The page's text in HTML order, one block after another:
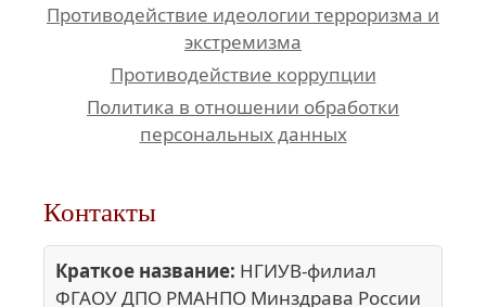
Противодействие идеологии терроризма и
экстремизма
Противодействие коррупции
Политика в отношении обработки
персональных данных
Контакты
Краткое название: НГИУВ-филиал
ФГАОУ ДПО РМАНПО Минздрава России